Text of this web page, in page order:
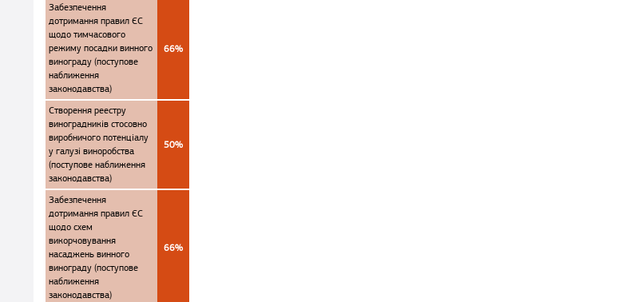
Забезпечення
дотримання правил ЄС
щодо тимчасового
режиму посадки винного
винограду (поступове
наближення
законодавства)
66%
Створення реестру
виноградників стосовно
виробничого потенціалу
у галузі виноробства
(поступове наближення
законодавства)
50%
Забезпечення
дотримання правил ЄС
щодо схем
викорчовування
насаджень винного
винограду (поступове
наближення
законодавства)
66%